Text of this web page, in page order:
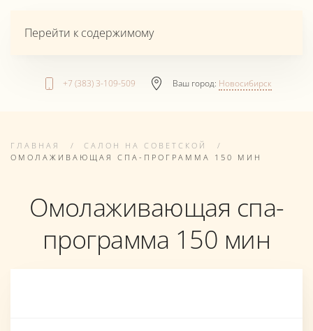
Перейти к содержимому
+7 (383) 3-109-509 Ваш город: Новосибирск
ГЛАВНАЯ
САЛОН НА СОВЕТСКОЙ
ОМОЛАЖИВАЮЩАЯ СПА-ПРОГРАММА 150 МИН
Омолаживающая спа-
программа 150 мин